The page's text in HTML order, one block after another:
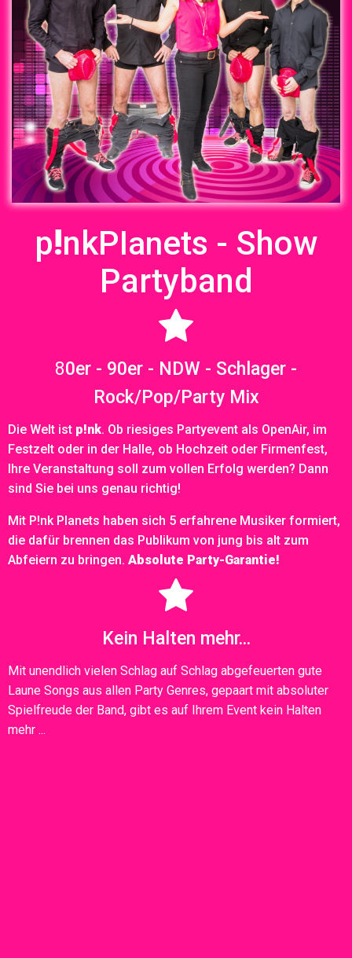
p!nkP lanets - Show
Partyband
80er - 90er - NDW - Schlager -
Rock/Pop/Party Mix
Die Welt ist p!nk. Ob riesiges Partyevent als OpenAir, im
Festzelt oder in der Halle, ob Hochzeit oder Firmenfest,
Ihre Veranstaltung soll zum vollen Erfolg werden? Dann
sind Sie bei uns genau richtig!
Mit P!nk Planets haben sich 5 erfahrene Musiker formiert,
die dafür brennen das Publikum von jung bis alt zum
Abfeiern zu bringen. Absolute Party-Garantie!
Kein Halten mehr...
Mit unendlich vielen Schlag auf Schlag abgefeuerten gute
Laune Songs aus allen Party Genres, gepaart mit absoluter
Spielfreude der Band, gibt es auf Ihrem Event kein Halten
mehr ...